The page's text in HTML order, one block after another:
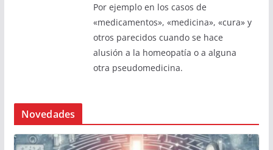
Por ejemplo en los casos de
«medicamentos», «medicina», «cura» y
otros parecidos cuando se hace
alusión a la homeopatía o a alguna
otra pseudomedicina.
Novedades